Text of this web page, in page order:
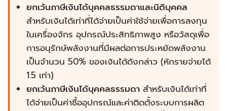
ยกเว้นภาษีเงินได้บุคคลธรรมดาและนิติบุคคล
สำหรับเงินได้เท่าที่ได้จ่ายเป็นค่าใช้จ่ายเพื่อการลงทุน
ในเครื่องจักร อุปกรณ์ประสิทธิภาพสูง หรือวัสดุเพื่อ
การอนุรักษ์พลังงานที่มีผลต่อการประหยัดพลังงาน
เป็นจำนวน 50% ของเงินได้ดังกล่าว (หักรายจ่ายได้
1.5 เท่า)
ยกเว้นภาษีเงินได้บุคคลธรรมดา สำหรับเงินได้เท่าที่
ได้จ่ายเป็นค่าซื้ออุปกรณ์และค่าติดตั้งระบบการผลิต